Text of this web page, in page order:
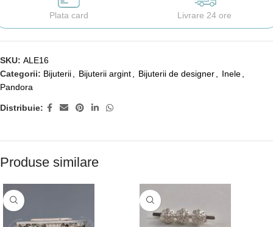
Plata card Livrare 24 ore
SKU: ALE16
Categorii: Bijuterii Bijuterii argint Bijuterii de designer Inele
Pandora
Distribuie:
Produse similare